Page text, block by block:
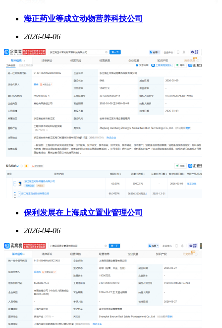
海正药业等成立动物营养科技公司
2026-04-06
保利发展在上海成立置业管理公司
2026-04-06